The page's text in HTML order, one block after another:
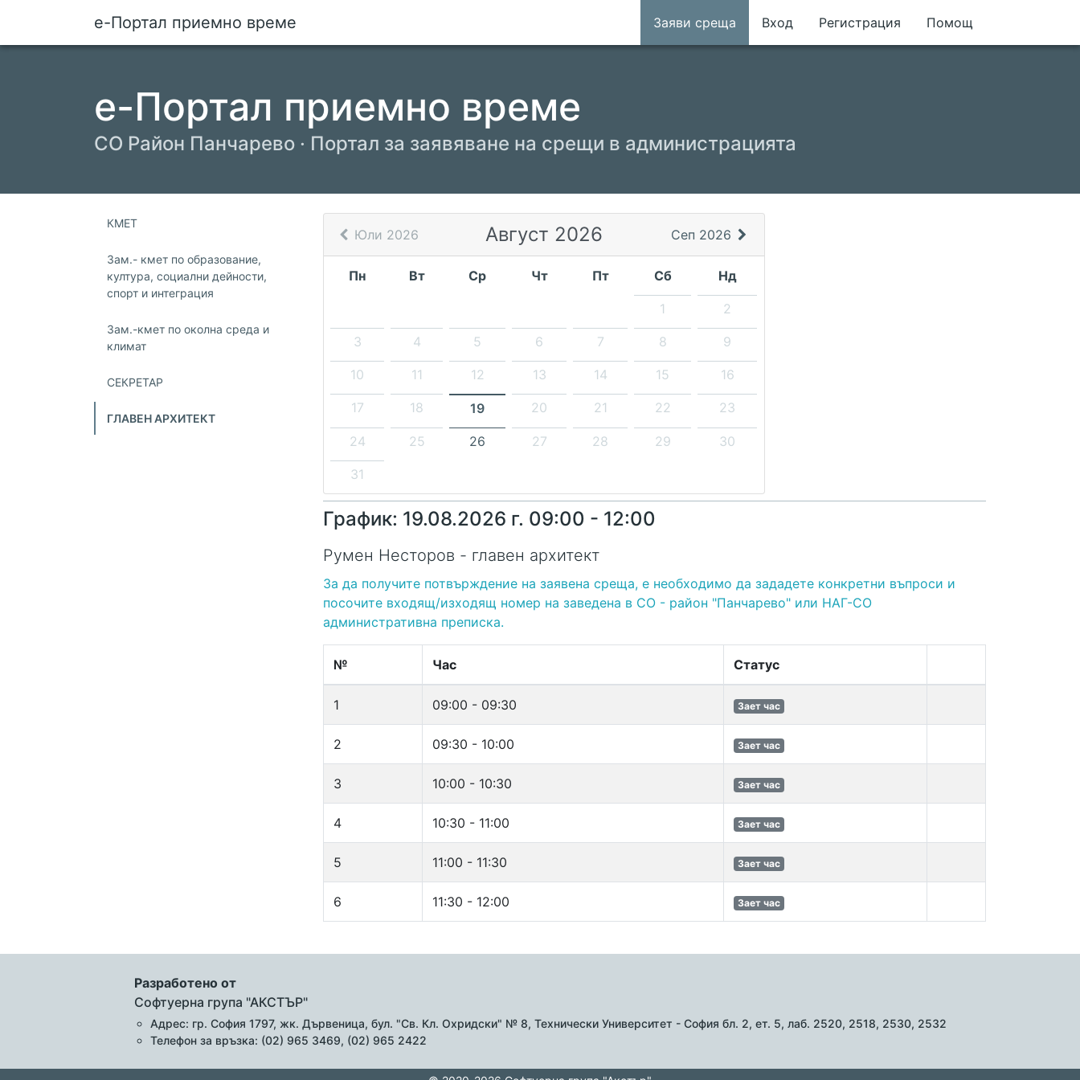
е-Портал приемно време Заяви среща Вход Регистрация Помощ
е-Портал приемно време
СО Район Панчарево · Портал за заявяване на срещи в администрацията
КМЕТ
Зам.- кмет по образование,
култура, социални дейности,
спорт и интеграция
Зам.-кмет по околна среда и
климат
СЕКРЕТАР
ГЛАВЕН АРХИТЕКТ
Юли 2026 Август 2026 Сеп 2026
Пн Вт Ср Чт Пт Сб Нд
1 2
3 4 5 6 7 8 9
10 11 12 13 14 15 16
17 18 19 20 21 22 23
24 25 26 27 28 29 30
31
График: 19.08.2026 г. 09:00 - 12:00
Румен Несторов - главен архитект
За да получите потвърждение на заявена среща, е необходимо да зададете конкретни въпроси и
посочите входящ/изходящ номер на заведена в СО - район "Панчарево" или НАГ-СО
административна преписка.
№ Час Статус
1 09:00 - 09:30 Зает час
2 09:30 - 10:00 Зает час
3 10:00 - 10:30 Зает час
4 10:30 - 11:00 Зает час
5 11:00 - 11:30 Зает час
6 11:30 - 12:00 Зает час
Разработено от
Софтуерна група "АКСТЪР"
Адрес: гр. София 1797, жк. Дървеница, бул. "Св. Кл. Охридски" № 8, Технически Университет - София бл. 2, ет. 5, лаб. 2520, 2518, 2530, 2532
Телефон за връзка: (02) 965 3469, (02) 965 2422